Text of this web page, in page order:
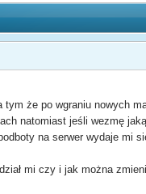
że po wgraniu nowych
natomiast jeśli wezmę
na serwer wydaje mi
mi czy i jak można